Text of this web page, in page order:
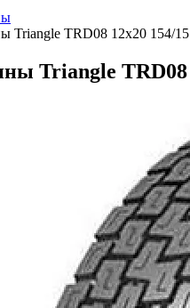
Triangle TRD08 12x20 154/
Triangle TRD08